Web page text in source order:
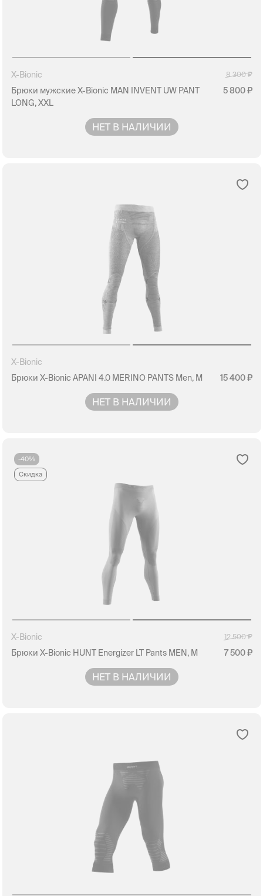
X-Bionic 8 300
Брюки мужские X-Bionic MAN INVENT UW PANT
LONG, XXL
5 800
НЕТ В НАЛИЧИИ
X-Bionic
Брюки X-Bionic APANI 4.0 MERINO PANTS Men, M
15 400
НЕТ В НАЛИЧИИ
-40%
Скидка
X-Bionic 12 500
Брюки X-Bionic HUNT Energizer LT Pants MEN, M 7 500
НЕТ В НАЛИЧИИ